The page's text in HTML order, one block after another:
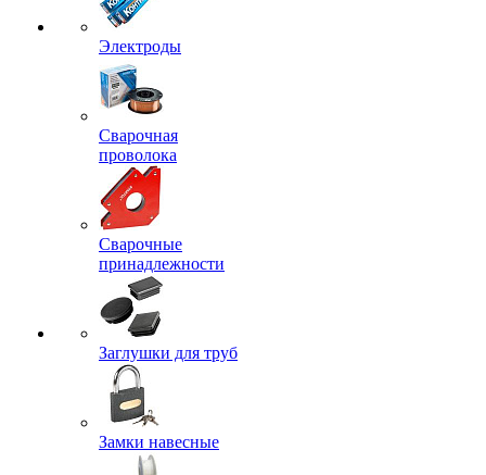
Электроды
Сварочная
проволока
Сварочные
принадлежности
Заглушки для труб
Замки навесные